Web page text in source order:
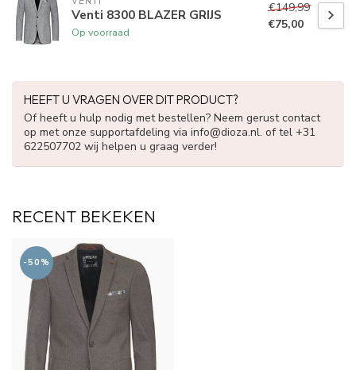
Venti 8300 BLAZER GRIJS
Op voorraad
€149,99
€75,00
HEEFT U VRAGEN OVER DIT PRODUCT?
Of heeft u hulp nodig met bestellen? Neem gerust contact
op met onze supportafdeling via info@dioza.nl. of tel +31
622507702 wij helpen u graag verder!
RECENT BEKEKEN
-50%